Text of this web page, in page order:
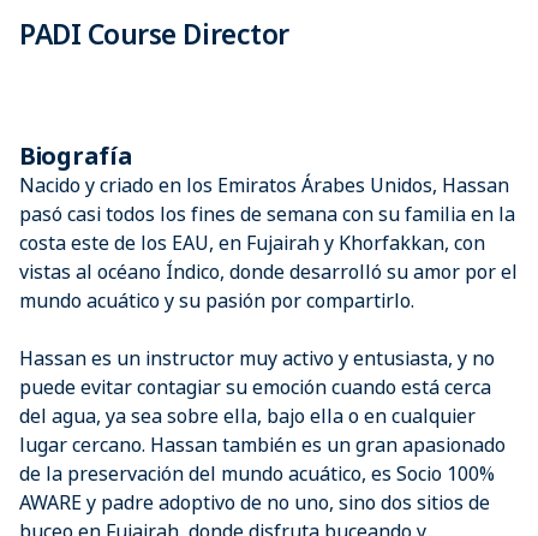
PADI Course Director
Biografía
Nacido y criado en los Emiratos Árabes Unidos, Hassan
pasó casi todos los fines de semana con su familia en la
costa este de los EAU, en Fujairah y Khorfakkan, con
vistas al océano Índico, donde desarrolló su amor por el
mundo acuático y su pasión por compartirlo.
Hassan es un instructor muy activo y entusiasta, y no
puede evitar contagiar su emoción cuando está cerca
del agua, ya sea sobre ella, bajo ella o en cualquier
lugar cercano. Hassan también es un gran apasionado
de la preservación del mundo acuático, es Socio 100%
AWARE y padre adoptivo de no uno, sino dos sitios de